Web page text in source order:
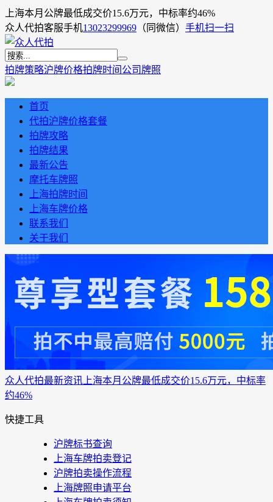
上海本月公牌最低成交价15.6万元，中标率约46%
众人代拍客服手机13023299969 （同微信） 手机扫一扫
拍牌策略沪牌价格拍牌时间 公司牌照
首页
代拍沪牌价格套餐
拍牌攻略
拍牌结果
最新公告
摩托车牌照
上海拍牌时间
上海车牌价格
联系我们
关于我们
众人代拍最新资讯 上海本月公牌最低成交价15.6万元，中标率
约46%
快捷工具
沪牌标书查询
上海车牌拍卖登记
沪牌拍卖操作流程
上海牌照申请平台